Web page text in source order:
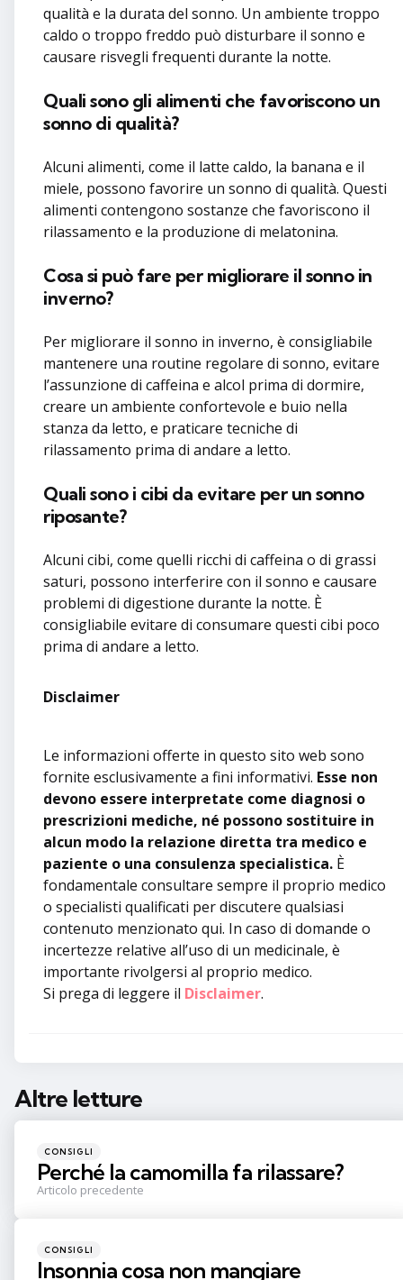
qualità e la durata del sonno. Un ambiente troppo
caldo o troppo freddo può disturbare il sonno e
causare risvegli frequenti durante la notte.
Quali sono gli alimenti che favoriscono un
sonno di qualità?
Alcuni alimenti, come il latte caldo, la banana e il
miele, possono favorire un sonno di qualità. Questi
alimenti contengono sostanze che favoriscono il
rilassamento e la produzione di melatonina.
Cosa si può fare per migliorare il sonno in
inverno?
Per migliorare il sonno in inverno, è consigliabile
mantenere una routine regolare di sonno, evitare
l’assunzione di caffeina e alcol prima di dormire,
creare un ambiente confortevole e buio nella
stanza da letto, e praticare tecniche di
rilassamento prima di andare a letto.
Quali sono i cibi da evitare per un sonno
riposante?
Alcuni cibi, come quelli ricchi di caffeina o di grassi
saturi, possono interferire con il sonno e causare
problemi di digestione durante la notte. È
consigliabile evitare di consumare questi cibi poco
prima di andare a letto.
Disclaimer
Le informazioni offerte in questo sito web sono
fornite esclusivamente a fini informativi. Esse non
devono essere interpretate come diagnosi o
prescrizioni mediche, né possono sostituire in
alcun modo la relazione diretta tra medico e
paziente o una consulenza specialistica. È
fondamentale consultare sempre il proprio medico
o specialisti qualificati per discutere qualsiasi
contenuto menzionato qui. In caso di domande o
incertezze relative all’uso di un medicinale, è
importante rivolgersi al proprio medico.
Si prega di leggere il Disclaimer.
Altre letture
Post
navigation
Pubblicato
in
CONSIGLI
Perché la camomilla fa rilassare?
Articolo precedente
Pubblicato
in
CONSIGLI
Insonnia cosa non mangiare